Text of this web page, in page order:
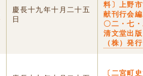
慶長十九年十月二十五
日
料〕上野
献刊行会
〇二・七
清文堂出版
（株）発行
〔二宮町